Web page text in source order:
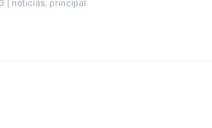
| noticias, principal